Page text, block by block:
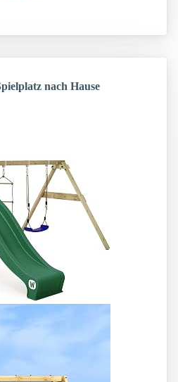
nach Hause